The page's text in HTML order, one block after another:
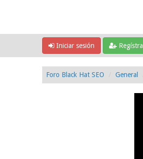
Iniciar sesión
Foro Black Hat SEO General